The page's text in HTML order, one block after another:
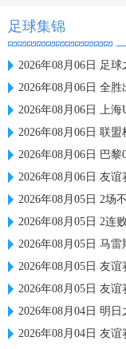
足球集锦
2026年08月06日 足
2026年08月06日 全胜出线战
2026年08月06日 上海U17
2026年08月06日 联盟杯
2026年08月06日 巴黎0-
2026年08月06日 友谊赛-
2026年08月05日 2场不胜！
2026年08月05日 2连败！切
2026年08月05日 马雷斯卡
2026年08月05日 友
2026年08月05日 友谊
2026年08月04日 明日
2026年08月04日 友谊赛-